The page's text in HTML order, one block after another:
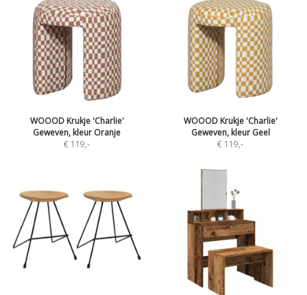
WOOOD Krukje 'Charlie'
Geweven, kleur Oranje
€ 119,-
WOOOD Krukje 'Charlie'
Geweven, kleur Geel
€ 119,-